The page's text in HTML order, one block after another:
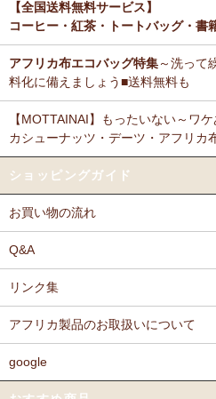
【全国送料無料サービス】
コーヒー・紅茶・トートバッグ・書
アフリカ布エコバッグ特集～洗って
料化に備えましょう■送料無料も
【MOTTAINAI】もったいない～ワ
カシューナッツ・デーツ・アフリカ
ショッピングガイド
お買い物の流れ
Q&A
リンク集
アフリカ製品のお取扱いについて
google